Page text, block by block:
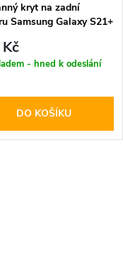
kryt na zadní
Samsung Galaxy S21+
- hned k odeslání
DO KOŠÍKU